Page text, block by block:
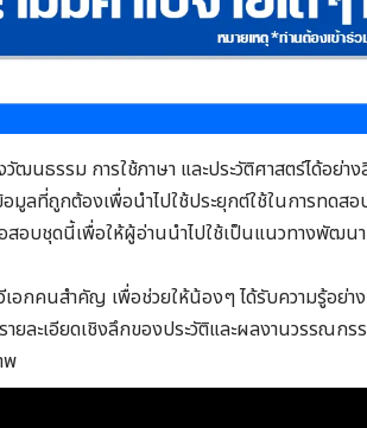
ฒนธรรม การใช้ภาษา และประวัติศาสตร์ได้อย่า
ลที่ถูกต้องเพื่อนำไปใช้ประยุกต์ใช้ในการทดสอ
อบชุดนี้เพื่อให้ผู้อ่านนำไปใช้เป็นแนวทางพัฒน
อกคนสำคัญ เพื่อช่วยให้น้องๆ ได้รับความรู้อย่า
ยละเอียดเชิงลึกของประวัติและผลงานวรรณก
พ